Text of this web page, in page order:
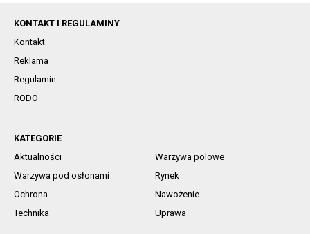
KONTAKT I REGULAMINY
Kontakt
Reklama
Regulamin
RODO
KATEGORIE
Aktualności
Warzywa polowe
Warzywa pod osłonami
Rynek
Ochrona
Nawożenie
Technika
Uprawa